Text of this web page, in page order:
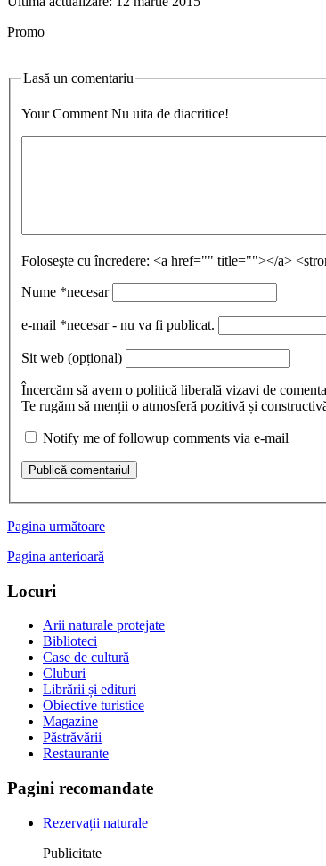
Promo
Lasă un comentariu
Your Comment Nu uita de diacritice!
Foloseşte cu încredere: <a href="" title=""></a>
Nume *necesar
e-mail *necesar - nu va fi publicat.
Sit web (opțional)
Încercăm să avem o politică liberală vizavi de
Te rugăm să menții o atmosferă pozitivă și
Notify me of followup comments via e-mail
Publică comentariul
Pagina următoare
Pagina anterioară
Locuri
Arii naturale protejate
Biblioteci
Case de cultură
Cluburi
Librării și edituri
Obiective turistice
Magazine
Păstrăvării
Restaurante
Pagini recomandate
Rezervații naturale
Publicitate